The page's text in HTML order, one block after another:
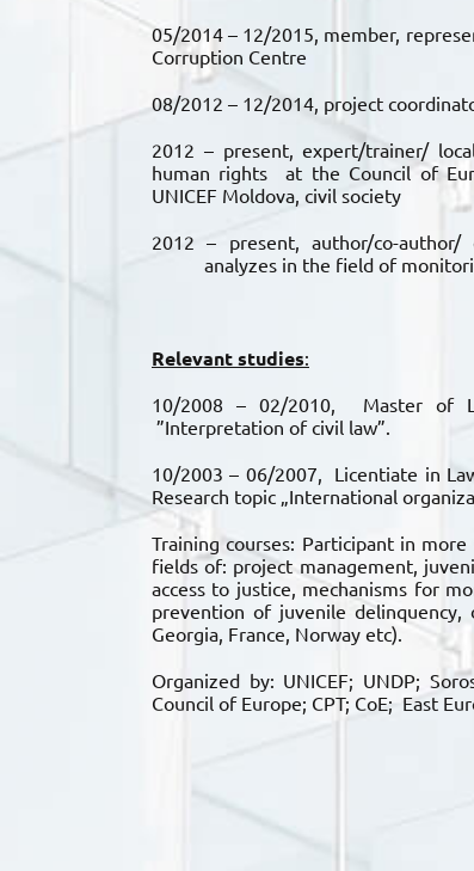
05/2014 – 12/2015, member,
Corruption Centre
08/2012 – 12/2014, project
2012 – present, expert/trainer/
human rights at the Council of
UNICEF Moldova, civil society
2012 – present, author/co-
analyzes in the field of
Relevant studies:
10/2008 – 02/2010, Master of
”Interpretation of civil law”.
10/2003 – 06/2007, Licentiate in
Research topic „International
Training courses: Participant in
fields of: project management,
access to justice, mechanisms for
prevention of juvenile delinquency,
Georgia, France, Norway etc).
Organized by: UNICEF; UNDP;
Council of Europe; CPT; CoE; East